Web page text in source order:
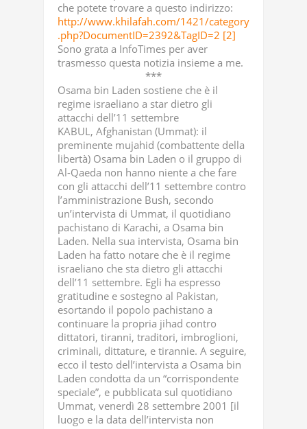
che potete trovare a questo indirizzo:
http://www.khilafah.com/1421/category
.php?DocumentID=2392&TagID=2 [2]
Sono grata a InfoTimes per aver
trasmesso questa notizia insieme a me.
***
Osama bin Laden sostiene che è il
regime israeliano a star dietro gli
attacchi dell’11 settembre
KABUL, Afghanistan (Ummat): il
preminente mujahid (combattente della
libertà) Osama bin Laden o il gruppo di
Al-Qaeda non hanno niente a che fare
con gli attacchi dell’11 settembre contro
l’amministrazione Bush, secondo
un’intervista di Ummat, il quotidiano
pachistano di Karachi, a Osama bin
Laden. Nella sua intervista, Osama bin
Laden ha fatto notare che è il regime
israeliano che sta dietro gli attacchi
dell’11 settembre. Egli ha espresso
gratitudine e sostegno al Pakistan,
esortando il popolo pachistano a
continuare la propria jihad contro
dittatori, tiranni, traditori, imbroglioni,
criminali, dittature, e tirannie. A seguire,
ecco il testo dell’intervista a Osama bin
Laden condotta da un “corrispondente
speciale”, e pubblicata sul quotidiano
Ummat, venerdì 28 settembre 2001 [il
luogo e la data dell’intervista non